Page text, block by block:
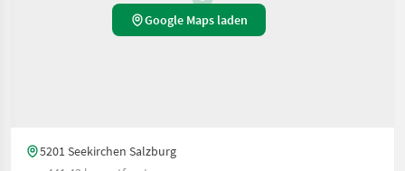
Google Maps laden
5201 Seekirchen Salzburg